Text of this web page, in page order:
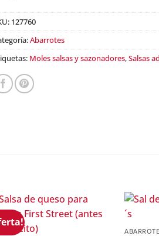
127760
Abarrotes
Moles salsas y sazonadores,Salsas